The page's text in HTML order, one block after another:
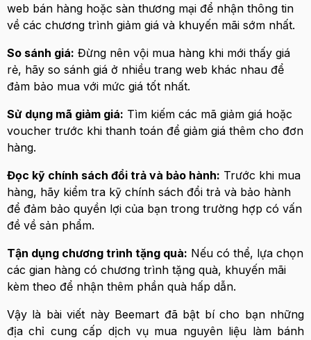
web bán hàng hoặc sàn thương mại để nhận thông tin
về các chương trình giảm giá và khuyến mãi sớm nhất.
So sánh giá: Đừng nên vội mua hàng khi mới thấy giá
rẻ, hãy so sánh giá ở nhiều trang web khác nhau để
đảm bảo mua với mức giá tốt nhất.
Sử dụng mã giảm giá: Tìm kiếm các mã giảm giá hoặc
voucher trước khi thanh toán để giảm giá thêm cho đơn
hàng.
Đọc kỹ chính sách đổi trả và bảo hành: Trước khi mua
hàng, hãy kiểm tra kỹ chính sách đổi trả và bảo hành
để đảm bảo quyền lợi của bạn trong trường hợp có vấn
đề về sản phẩm.
Tận dụng chương trình tặng quà: Nếu có thể, lựa chọn
các gian hàng có chương trình tặng quà, khuyến mãi
kèm theo để nhận thêm phần quà hấp dẫn.
Vậy là bài viết này Beemart đã bật bí cho bạn những
địa chỉ cung cấp dịch vụ mua nguyên liệu làm bánh